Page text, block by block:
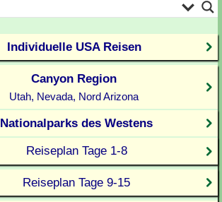
Individuelle USA Reisen
Canyon Region
Utah, Nevada, Nord Arizona
Nationalparks des Westens
Reiseplan Tage 1-8
Reiseplan Tage 9-15